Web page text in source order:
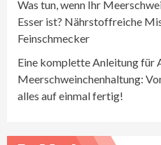
Was tun, wenn Ihr
Esser ist? Nährstoffreiche
Feinschmecker
Eine komplette Anleitung für
Meerschweinchenhaltung:
alles auf einmal fertig!